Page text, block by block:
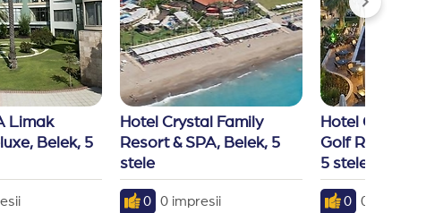
Limak
Belek, 5
Hotel Crystal Family
Resort & SPA, Belek, 5
stele
0 0 impresii
Hotel Crystal
Golf Resort &
5 stele
0 0 impresii